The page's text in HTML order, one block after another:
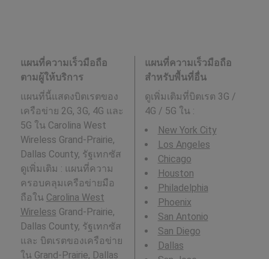
แผนที่ความเร็วมือถือ
ตามผู้ให้บริการ
แผนที่นี้แสดงบิตเรตของ
เครือข่าย 2G, 3G, 4G และ
5G ใน Carolina West
Wireless Grand-Prairie,
Dallas County, รัฐเทกซัส
ดูเพิ่มเติม : แผนที่ความ
ครอบคลุมเครือข่ายมือ
ถือใน Carolina West
Wireless Grand-Prairie,
Dallas County, รัฐเทกซัส
และ บิตเรตของเครือข่าย
ใน Grand-Prairie, Dallas
แผนที่ความเร็วมือถือ
สำหรับพื้นที่อื่น
ดูเพิ่มเติมที่บิตเรต 3G /
4G / 5G ใน :
New York City
Los Angeles
Chicago
Houston
Philadelphia
Phoenix
San Antonio
San Diego
Dallas